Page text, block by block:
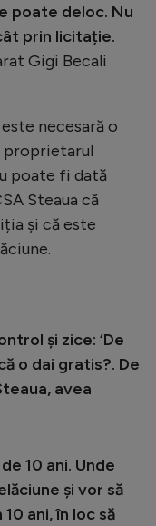
poate deloc. Nu
prin licitație.
Gigi Becali
necesară o
proprietarul
poate fi dată
Steaua că
și că este
și zice: ‘De
o dai gratis?. De
avea
10 ani. Unde
și vor să
ani, în loc să